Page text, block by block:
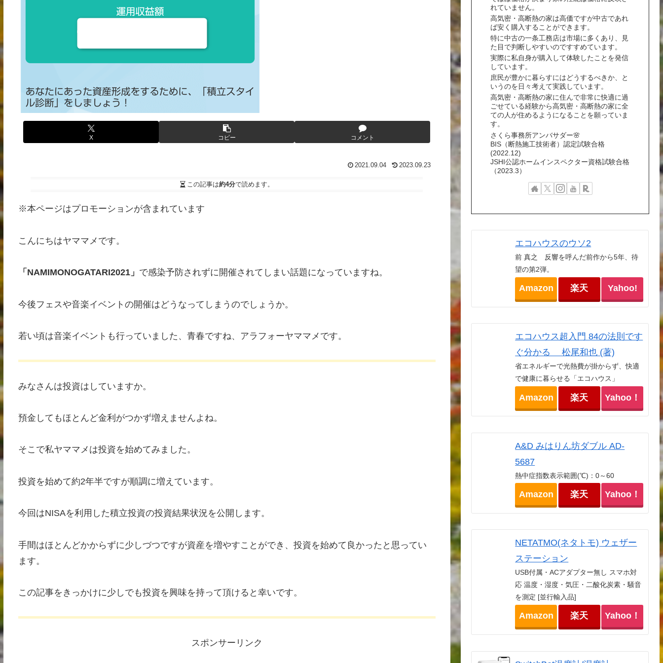
X コピー コメント
2021.09.04 2023.09.23
この記事は約4分で読めます。
※本ページはプロモーションが含まれています
こんにちはヤママメです。
「NAMIMONOGATARI2021」 で感染予防されずに開催されてしまい話題になっていますね。
今後フェスや音楽イベントの開催はどうなってしまうのでしょうか。
若い頃は音楽イベントも行っていました、青春ですね、アラフォーヤママメです。
みなさんは投資はしていますか。
預金してもほとんど金利がつかず増えませんよね。
そこで私ヤママメは投資を始めてみました。
投資を始めて約2年半ですが順調に増えています。
今回はNISAを利用した積立投資の投資結果状況を公開します。
手間はほとんどかからずに少しづつですが資産を増やすことができ、投資を始めて良かったと思ってい
ます。
この記事をきっかけに少しでも投資を興味を持って頂けると幸いです。
スポンサーリンク
れていません。
高気密・高断熱の家は高価ですが中古であれ
ば安く購入することができます。
特に中古の一条工務店は市場に多くあり、見
た目で判断しやすいのですすめています。
実際に私自身が購入して体験したことを発信
しています。
庶民が豊かに暮らすにはどうするべきか、と
いうのを日々考えて実践しています。
高気密・高断熱の家に住んで非常に快適に過
ごせている経験から高気密・高断熱の家に全
ての人が住めるようになることを願っていま
す。
さくら事務所アンバサダー🌸
BIS（断熱施工技術者）認定試験合格
(2022.12)
JSHI公認ホームインスペクター資格試験合格
（2023.3）
エコハウスのウソ2
前 真之 反響を呼んだ前作から5年、待
望の第2弾。
Amazon 楽天 Yahoo!
エコハウス超入門 84の法則です
ぐ分かる 松尾和也 (著)
省エネルギーで光熱費が掛からず、快適
で健康に暮らせる「エコハウス」
Amazon 楽天 Yahoo！
A&D みはりん坊ダブル AD-
5687
熱中症指数表示範囲(℃)：0～60
Amazon 楽天 Yahoo！
NETATMO(ネタトモ) ウェザー
ステーション
USB付属・ACアダプター無し スマホ対
応 温度・湿度・気圧・二酸化炭素・騒音
を測定 [並行輸入品]
Amazon 楽天 Yahoo！